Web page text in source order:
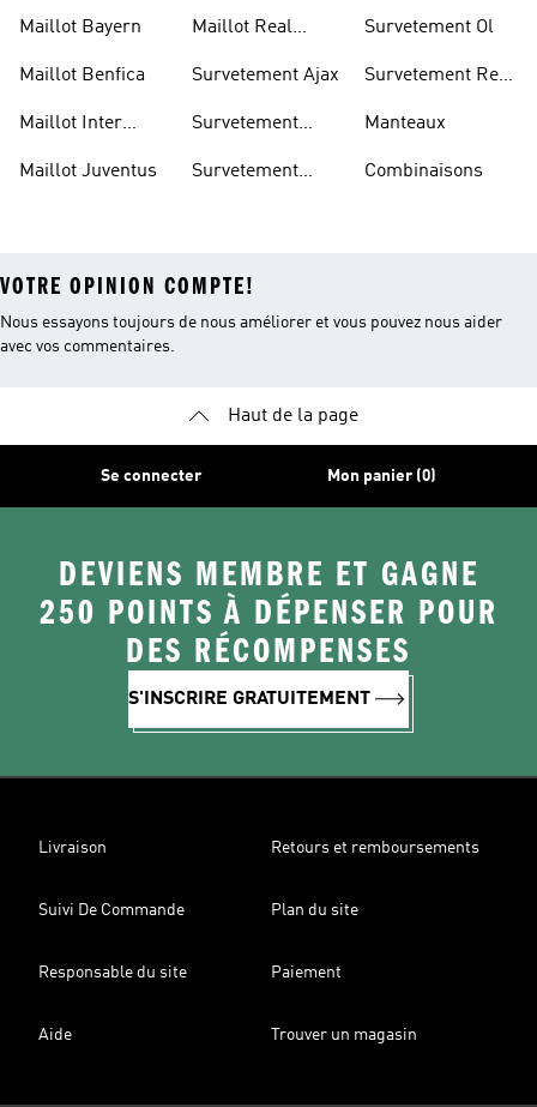
Maillot Bayern
Maillot Benfica
Maillot Inter
Maillot Juventus
Maillot Real
Survetement Ajax
Survetement
Survetement
United
Survetement Ol
Survetement Real
Manteaux
Combinaisons
VOTRE OPINION COMPTE!
Nous essayons toujours de nous améliorer et vous pouvez nous aider
avec vos commentaires.
Haut de la page
Se connecter Mon panier (0)
DEVIENS MEMBRE ET GAGNE
250 POINTS À DÉPENSER POUR
DES RÉCOMPENSES
S'INSCRIRE GRATUITEMENT
Livraison Retours et remboursements
Suivi De Commande Plan du site
Responsable du site Paiement
Aide Trouver un magasin